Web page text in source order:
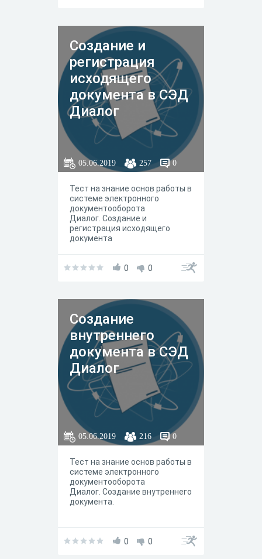
Создание и
регистрация
исходящего
документа в СЭД
Диалог
05.06.2019 257 0
Тест на знание основ работы в
системе электронного
документооборота
Диалог. Создание и
регистрация исходящего
документа
0 0
Создание
внутреннего
документа в СЭД
Диалог
05.06.2019 216 0
Тест на знание основ работы в
системе электронного
документооборота
Диалог. Создание внутреннего
документа.
0 0